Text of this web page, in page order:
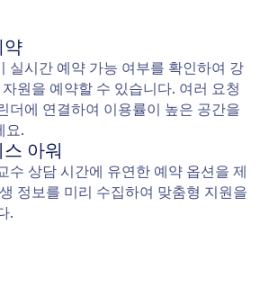
약
실시간 예약 가능 여부를 확인하여 강
원을 예약할 수 있습니다. 여러 요청
더에 연결하여 이용률이 높은 공간을
요.
아워
수 상담 시간에 유연한 예약 옵션을 제
정보를 미리 수집하여 맞춤형 지원을
.